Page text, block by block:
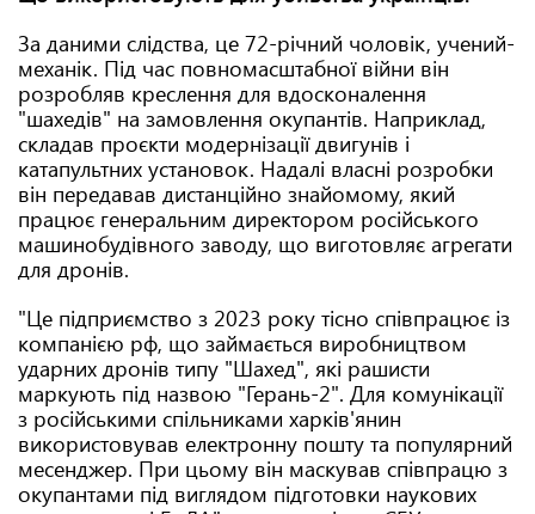
За даними слідства, це 72-річний чоловік, учений-
механік. Під час повномасштабної війни він
розробляв креслення для вдосконалення
"шахедів" на замовлення окупантів. Наприклад,
складав проєкти модернізації двигунів і
катапультних установок. Надалі власні розробки
він передавав дистанційно знайомому, який
працює генеральним директором російського
машинобудівного заводу, що виготовляє агрегати
для дронів.
"Це підприємство з 2023 року тісно співпрацює із
компанією рф, що займається виробництвом
ударних дронів типу "Шахед", які рашисти
маркують під назвою "Герань-2". Для комунікації
з російськими спільниками харків'янин
використовував електронну пошту та популярний
месенджер. При цьому він маскував співпрацю з
окупантами під виглядом підготовки наукових